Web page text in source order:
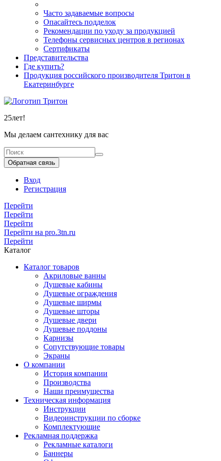
Часто задаваемые вопросы
Опасайтесь подделок
Рекомендации по уходу за продукцией
Телефоны сервисных центров в регионах
Сертификаты
Представительства
Где купить?
Продукция российского производителя Тритон в
Екатеринбурге
25лет!
Мы делаем сантехнику для вас
Обратная связь
Вход
Регистрация
Перейти
Перейти
Перейти
Перейти на pro.3tn.ru
Перейти
Каталог
Каталог товаров
Акриловые ванны
Душевые кабины
Душевые ограждения
Душевые ширмы
Душевые шторы
Душевые двери
Душевые поддоны
Карнизы
Сопутствующие товары
Экраны
О компании
История компании
Производства
Наши преимущества
Техническая информация
Инструкции
Видеоинструкции по сборке
Комплектующие
Рекламная поддержка
Рекламные каталоги
Баннеры